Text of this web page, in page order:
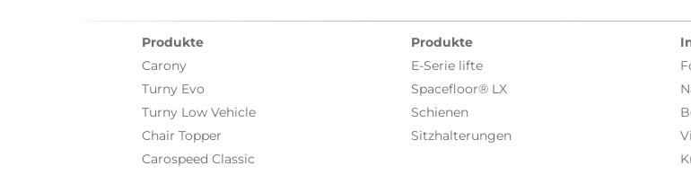
Produkte
Carony
Turny Evo
Turny Low Vehicle
Chair Topper
Carospeed Classic
Produkte
E-Serie lifte
Spacefloor® LX
Schienen
Sitzhalterungen